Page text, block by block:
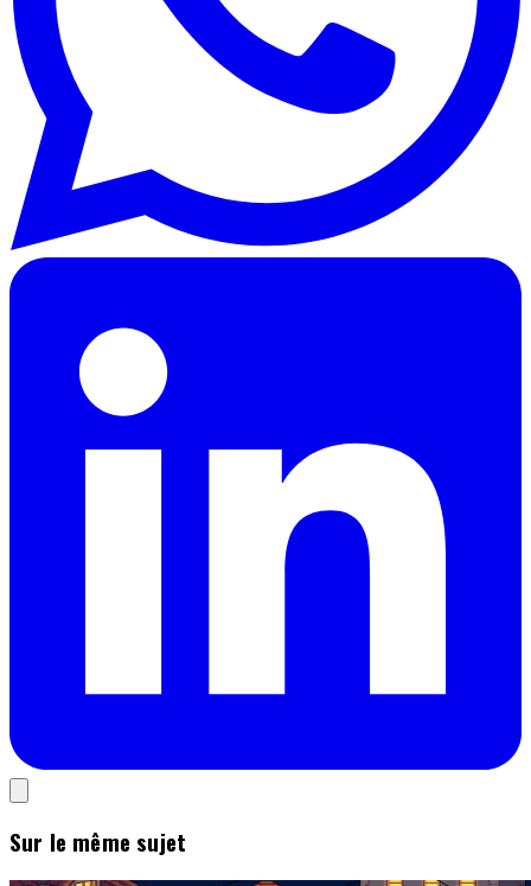
Sur le même sujet